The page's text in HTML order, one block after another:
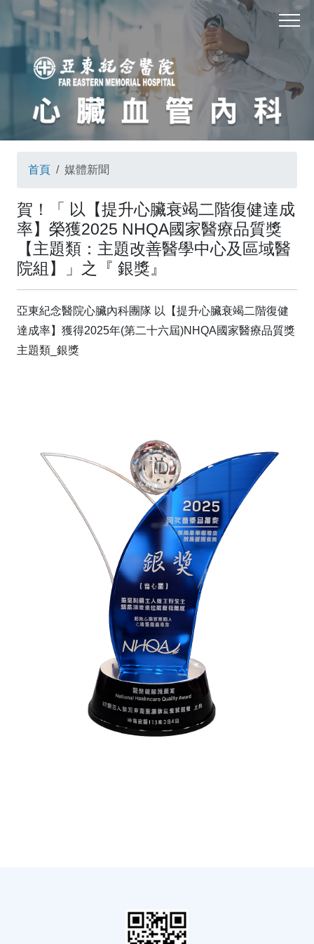
首頁 媒體新聞
賀！「 以【提升心臟衰竭二階復健達成
率】榮獲2025 NHQA國家醫療品質獎
【主題類：主題改善醫學中心及區域醫
院組】」之『 銀獎』
亞東紀念醫院心臟內科團隊 以【提升心臟衰竭二階復健
達成率】獲得2025年(第二十六屆)NHQA國家醫療品質獎
主題類_銀獎